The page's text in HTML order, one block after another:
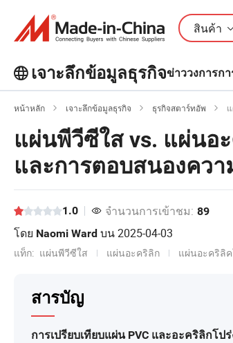
สินค้า
เจาะลึกข้อมูลธุรกิจข่าววงการก
สำรวจบทความยอดนิยมเพิ่มเติมบน
เจาะลึกข้อมูลธุรกิจ!
ดูเพิ่มเติม
หน้าหลัก เจาะลึกข้อมูลธุรกิจ ธุรกิจสตาร์ทอัพ
แผ่นพีวีซีใส vs. แผ่นอ
และการตอบสนองคว
1.0 จำนวนการเข้าชม: 89
โดย Naomi Ward บน2025-04-03
แท็ก: แผ่นพีวีซีใส แผ่นอะคริลิก แผ่นอะคริลิ
สารบัญ
การเปรียบเทียบแผ่น PVC และอะคริลิกโป